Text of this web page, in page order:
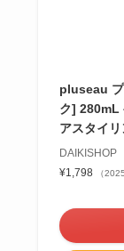
pluseau
ク] 280mL
アスタイ
DAIKISHOP
¥1,798
（